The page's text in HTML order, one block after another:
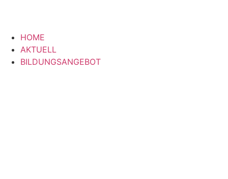
HOME
AKTUELL
BILDUNGSANGEBOT